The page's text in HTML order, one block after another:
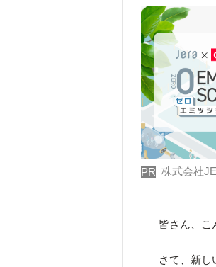
PR 株式会社
皆さん、こ
さて、新し